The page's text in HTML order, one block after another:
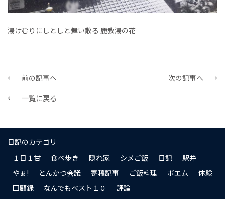
湯けむりにしとしと舞い散る 鹿教湯の花
← 前の記事へ
次の記事へ →
← 一覧に戻る
日記のカテゴリ
１日１甘
食べ歩き 隠れ家 シメご飯 日記
駅弁
やぁ!
とんかつ会議 寄稿記事 ご飯料理 ポエム
体験
回顧録
なんでもベスト１０
評論